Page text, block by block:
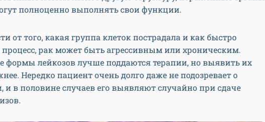
полноценно выполнять свои функции.
от того, какая группа клеток пострадала и как быстро
процесс, рак может быть агрессивным или хроническим.
формы лейкозов лучше поддаются терапии, но выявить их
Нередко пациент очень долго даже не подозревает о
и в половине случаев его выявляют случайно при сдаче